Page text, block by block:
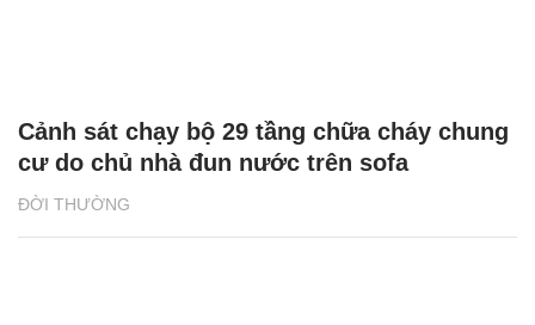
ĐỜI THƯỜNG
Cảnh sát chạy bộ 29 tầng chữa cháy chung
cư do chủ nhà đun nước trên sofa